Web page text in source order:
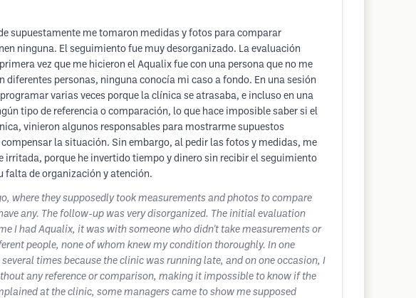
supuestamente me tomaron medidas y fotos para comparar
ninguna. El seguimiento fue muy desorganizado. La evaluación
vez que me hicieron el Aqualix fue con una persona que no me
personas, ninguna conocía mi caso a fondo. En una sesión
varias veces porque la clínica se atrasaba, e incluso en una
tipo de referencia o comparación, lo que hace imposible saber si el
vinieron algunos responsables para mostrarme supuestos
la situación. Sin embargo, al pedir las fotos y medidas, me
porque he invertido tiempo y dinero sin recibir el seguimiento
falta de organización y atención.
where they supposedly took measurements and photos to compare
any. The follow-up was very disorganized. The initial evaluation
I had Aqualix, it was with someone who didn't take measurements or
people, none of whom knew my condition thoroughly. In one
times because the clinic was running late, and on one occasion, I
any reference or comparison, making it impossible to know if the
at the clinic, some managers came to show me supposed